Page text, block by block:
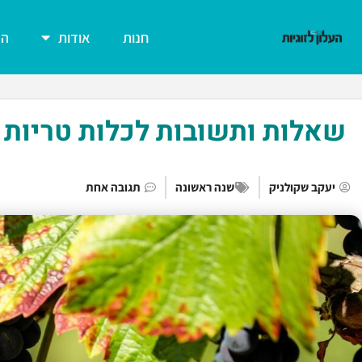
חנות אודות
שאלות ותשובות לכלות טריות
יעקב שקולניק שנה ראשונה תגובה אחת